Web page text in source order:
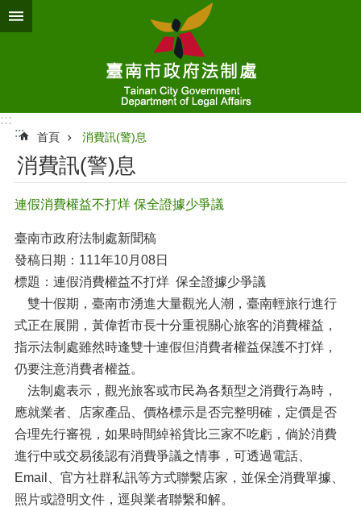
跳到主要內容區塊
:::
:::
首頁 消費訊(警)息
消費訊(警)息
連假消費權益不打烊 保全證據少爭議
臺南市政府法制處新聞稿
發稿日期：111年10月08日
標題：連假消費權益不打烊 保全證據少爭議
雙十假期，臺南市湧進大量觀光人潮，臺南輕旅行進行
式正在展開，黃偉哲市長十分重視關心旅客的消費權益，
指示法制處雖然時逢雙十連假但消費者權益保護不打烊，
仍要注意消費者權益。
法制處表示，觀光旅客或市民為各類型之消費行為時，
應就業者、店家產品、價格標示是否完整明確，定價是否
合理先行審視，如果時間綽裕貨比三家不吃虧，倘於消費
進行中或交易後認有消費爭議之情事，可透過電話、
Email、官方社群私訊等方式聯繫店家，並保全消費單據、
照片或證明文件，逕與業者聯繫和解。